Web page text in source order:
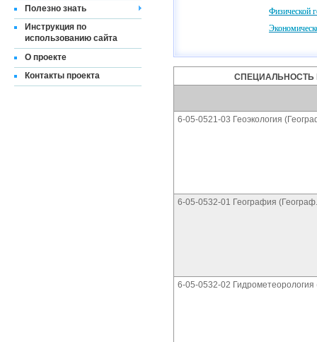
Полезно знать
Инструкция по
использованию сайта
О проекте
Контакты проекта
Физической
СПЕЦИАЛЬНОСТЬ
6-05-0521-03 Геоэкология
6-05-0532-01 География
6-05-0532-02 Гидрометеорология